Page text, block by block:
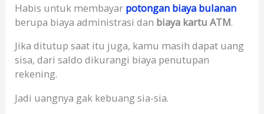
Habis untuk membayar potongan biaya bulanan
berupa biaya administrasi dan biaya kartu ATM.
Jika ditutup saat itu juga, kamu masih dapat uang
sisa, dari saldo dikurangi biaya penutupan
rekening.
Jadi uangnya gak kebuang sia-sia.